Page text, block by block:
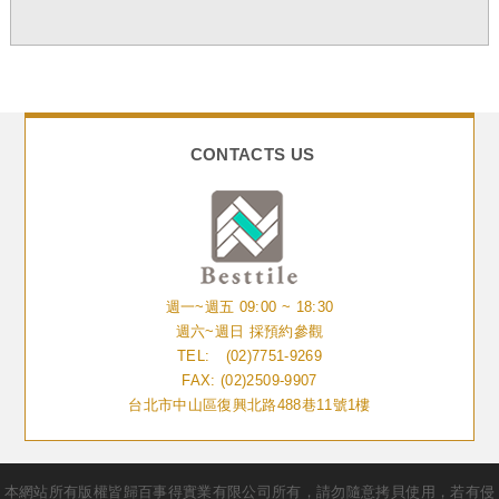
CONTACTS US
週一~週五 09:00 ~ 18:30
週六~週日 採預約參觀
TEL:
(02)7751-9269
FAX: (02)2509-9907
台北市中山區復興北路488巷11號1樓
本網站所有版權皆歸百事得實業有限公司所有，請勿隨意拷貝使用，若有侵